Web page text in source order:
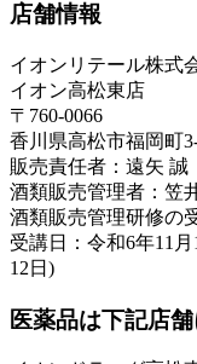
店舗情報
イオンリテール株式
イオン高松東店
〒760-0066
香川県高松市福岡町
販売責任者：遠矢 誠
酒類販売管理者：笠
酒類販売管理研修の
受講日：令和6年11
12日)
医薬品は下記店